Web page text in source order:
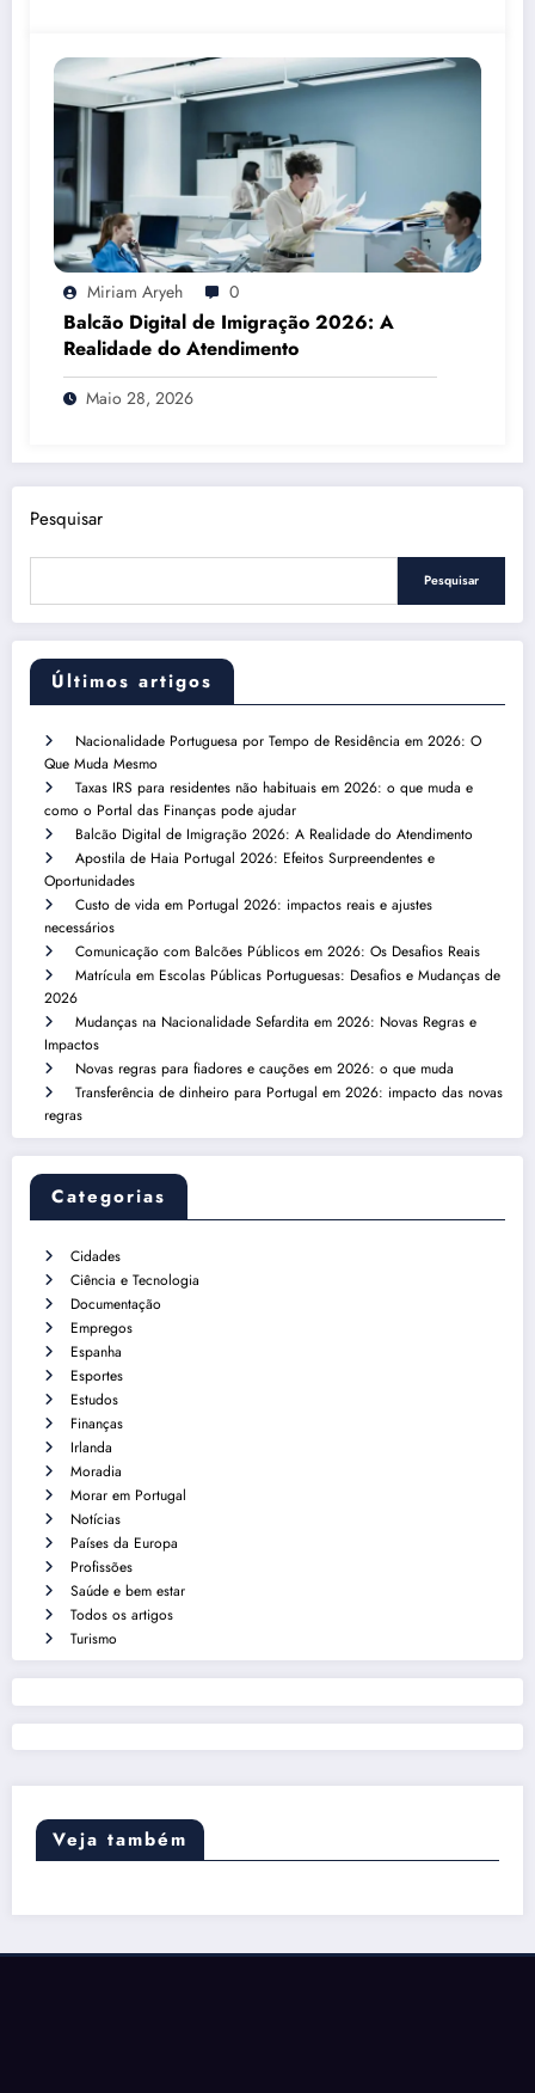
Miriam Aryeh 0
Balcão Digital de Imigração 2026: A
Realidade do Atendimento
Maio 28, 2026
Pesquisar
Pesquisar
Últimos artigos
Nacionalidade Portuguesa por Tempo de Residência em 2026: O
Que Muda Mesmo
Taxas IRS para residentes não habituais em 2026: o que muda e
como o Portal das Finanças pode ajudar
Balcão Digital de Imigração 2026: A Realidade do Atendimento
Apostila de Haia Portugal 2026: Efeitos Surpreendentes e
Oportunidades
Custo de vida em Portugal 2026: impactos reais e ajustes
necessários
Comunicação com Balcões Públicos em 2026: Os Desafios Reais
Matrícula em Escolas Públicas Portuguesas: Desafios e Mudanças de
2026
Mudanças na Nacionalidade Sefardita em 2026: Novas Regras e
Impactos
Novas regras para fiadores e cauções em 2026: o que muda
Transferência de dinheiro para Portugal em 2026: impacto das novas
regras
Categorias
Cidades
Ciência e Tecnologia
Documentação
Empregos
Espanha
Esportes
Estudos
Finanças
Irlanda
Moradia
Morar em Portugal
Notícias
Países da Europa
Profissões
Saúde e bem estar
Todos os artigos
Turismo
Veja também